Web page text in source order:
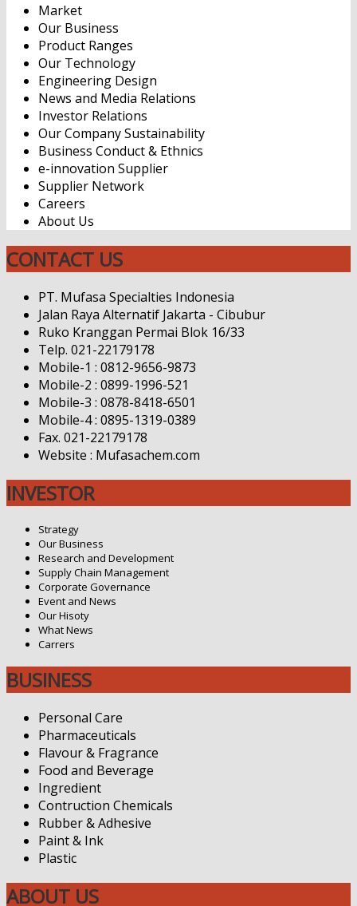
Market
Our Business
Product Ranges
Our Technology
Engineering Design
News and Media Relations
Investor Relations
Our Company Sustainability
Business Conduct & Ethnics
e-innovation Supplier
Supplier Network
Careers
About Us
CONTACT US
PT. Mufasa Specialties Indonesia
Jalan Raya Alternatif Jakarta - Cibubur
Ruko Kranggan Permai Blok 16/33
Telp. 021-22179178
Mobile-1 : 0812-9656-9873
Mobile-2 : 0899-1996-521
Mobile-3 : 0878-8418-6501
Mobile-4 : 0895-1319-0389
Fax. 021-22179178
Website : Mufasachem.com
INVESTOR
Strategy
Our Business
Research and Development
Supply Chain Management
Corporate Governance
Event and News
Our Hisoty
What News
Carrers
BUSINESS
Personal Care
Pharmaceuticals
Flavour & Fragrance
Food and Beverage
Ingredient
Contruction Chemicals
Rubber & Adhesive
Paint & Ink
Plastic
ABOUT US